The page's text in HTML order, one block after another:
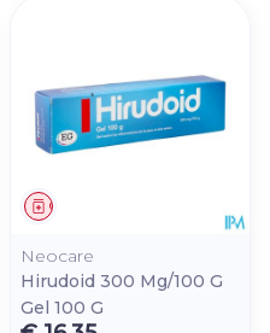
Geneesmiddel
Neocare
Hirudoid 300 Mg/100 G
Gel 100 G